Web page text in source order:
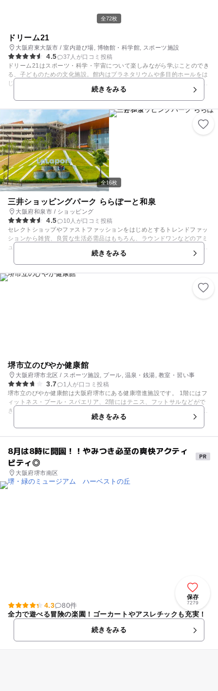
全72枚
ドリーム21
大阪府東大阪市 / 室内遊び場, 博物館・科学館, スポーツ施設
4.5
37人が口コミ投稿
ドリーム21はスポーツ・科学・宇宙について楽しみながら学ぶことのでき
る、子どものための文化施設。館内はプラネタリウムや多目的ホールをは
じめ、地球の誕生から現代に至るまでがわかる科学展示や、元気に遊べる
遊具がいっぱいの施設など、充実した設備が整っています。 「のびのびひ
ろば」では一輪車やターザンロープも体験できて、小さいお子様が遊べる
遊具も揃っています。「探検ひろば」では科学の力を体験。地球誕生、化
石、人体など生命の不思議を遊びながら学べます。その他にも科学の力を
利用した遊具がたくさんあって楽しめます。ロボットを身近で見れたり、
プラネタリウムもあります。 これらの設備を使ったイベントも多数開催。
プラネタリウムで星について学んだり、陶芸にチャレンジしてみたりと、
子どもの「楽しい」が学びにつながるスポットです。 近隣には、アスレチ
ックや美術センターなどが楽しめる「花園中央公園」もあります。
続きをみる
全16枚
三井ショッピングパーク ららぽーと和泉
大阪府和泉市 / ショッピング
4.5
10人が口コミ投稿
セレクトショップやファストファッションをはじめとするトレンドファッ
ションから雑貨、良質な生活必需品はもちろん、ラウンドワンなどのアミ
ューズメントもあり、コストコ和泉倉庫店も近接しているので、ご家族で
1日中お楽しみいただけます。 さらに、「ママにやさしい」施設を目指
す“ママ with ららぽーと”のコンセプトを初導入したららぽーとなので、お
子さまと一緒に楽しめる工夫も満載です。 【Mama with Park/Zoo Adven
ture（4F）】 オムツ替え台や授乳室、親子トイレなど、ママ・パパに便利
な設備はもちろん、乳児など小さなお子さまと一緒にゴロゴロくつろぐこ
とができる“ごろんごろんファミリーリビング”などを完備。 小さなお子さ
席など、0歳からわんぱくキッズまで幅広く食事が楽しめます。
続きをみる
堺市立のびやか健康館
大阪府堺市北区 / スポーツ施設, プール, 温泉・銭湯, 教室・習い事
3.7
1人が口コミ投稿
堺市立のびやか健康館は大阪府堺市にある健康増進施設です。 1階にはフ
ィットネス・プール・スパエリア、2階にはテニス、フットサルなどがで
きるスポーツ練習場、屋外には多目的グラウンドがあり、様々なスポーツ
を楽しむ事が出来ます。各種スクールも開催されているので、未経験のス
ポーツでもチャレンジ出来るんです！ご家族で楽しく身体を動かして、気
ンター東第二工場」のごみ焼却余熱を有効利用しており、環境にとても優
しい施設！安心して楽しめます。
続きをみる
8月は8時に開園！！やみつき必至の爽快アクティ
ビティ◎
大阪府堺市南区
保存
7279
4.3
80件
全力で遊べる冒険の楽園！ゴーカートやアスレチックも充実！
続きをみる